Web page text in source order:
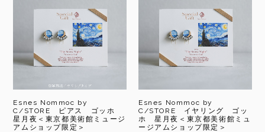
Esnes Nommoc by
C/STORE ピアス ゴッホ
星月夜＜東京都美術館ミュージ
アムショップ限定＞
Esnes Nommoc by
C/STORE イヤリング ゴッ
ホ 星月夜＜東京都美術館ミュ
ージアムショップ限定＞